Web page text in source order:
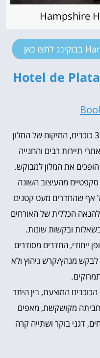
Hampshire
Hotel de
ברחוב Doelenplein תמצאו מלון 3 כוכבים, המיקום של המלון
5-10 דקות מאתרי תיירות רבים והחנייה
הופכים את המלון למבוקש.
סקפטיים מהעיצוב השונה
אף שהחדרים מעט קטנים
הכללית של האורחים
ובקשות שונות.
ייחודי, החדרים מסודרים
לבקש מגהץ/קרש גיהוץ ולא
המוצעת, בין היתר
חביתה מקושקשת, מאפים
דגני בוקר ושתייה קרה